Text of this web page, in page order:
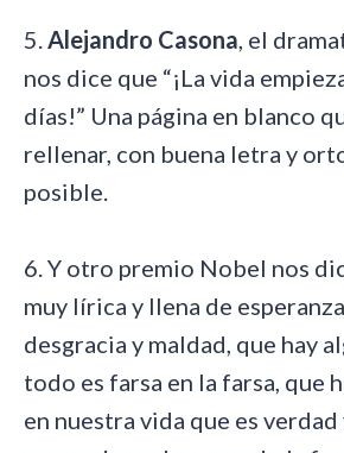
5.Alejandro Casona, el
nos dice que “¡La vida
días!” Una página en blanco
rellenar, con buena letra y
posible.
6. Y otro premio Nobel nos
muy lírica y llena de
desgracia y maldad, que hay
todo es farsa en la farsa, que
en nuestra vida que es